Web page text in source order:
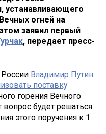
устанавливающего
огней на
заявил первый
, передает пресс-
Владимир Путин
поставку
горения Вечного
вопрос будет решаться
этого поручения к 1